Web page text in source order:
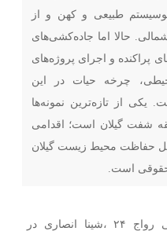
طبیعی و کهن و از
حالا اما جاده‌کشی‌های
پراکنده و اجرای پروژه‌های
چرخه حیات در این
یکی از تازه‌ترین نمونه‌ها
شفت گیلان است؛ اقدامی
حفاظت محیط زیست گیلان
حقوقی است.
به گزارش پایگاه خبری – تحلیلی رواج ۲۴ ،شینا انصاری در